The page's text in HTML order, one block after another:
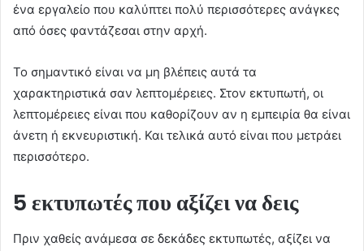
ένα εργαλείο που καλύπτει πολύ περισσότερες ανάγκες
από όσες φαντάζεσαι στην αρχή.
Το σημαντικό είναι να μη βλέπεις αυτά τα
χαρακτηριστικά σαν λεπτομέρειες. Στον εκτυπωτή, οι
λεπτομέρειες είναι που καθορίζουν αν η εμπειρία θα είναι
άνετη ή εκνευριστική. Και τελικά αυτό είναι που μετράει
περισσότερο.
5 εκτυπωτές που αξίζει να δεις
Πριν χαθείς ανάμεσα σε δεκάδες εκτυπωτές, αξίζει να